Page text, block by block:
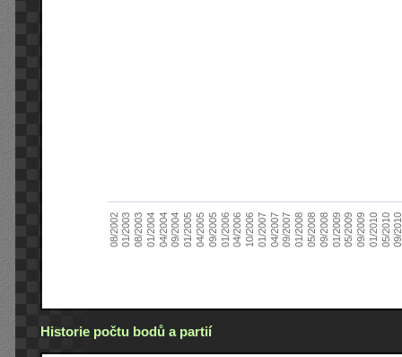
08/200201/200308/200301/200404/200409/200401/200504/200509/200501/200604/200610/200601/200704/200709/200701/200805/200809/200801/200905/200909/200901/201005/201009/
Historie počtu bodů a partií